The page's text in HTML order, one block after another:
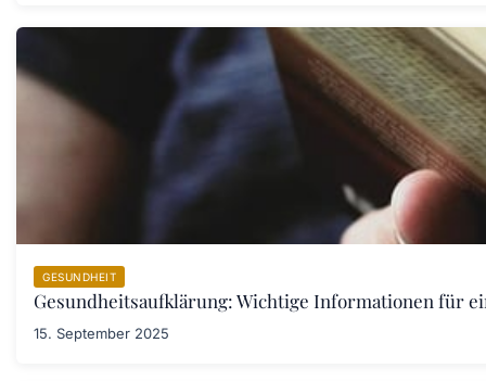
GESUNDHEIT
Gesundheitsaufklärung: Wichtige Informationen für
15. September 2025